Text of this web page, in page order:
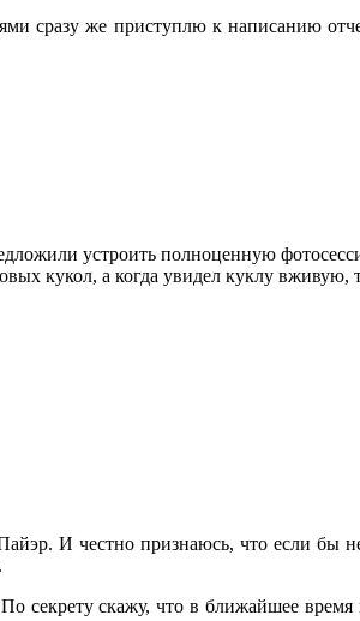
сразу же приступлю к написанию
устроить полноценную
кукол, а когда увидел куклу
И честно признаюсь, что если бы
скажу, что в ближайшее время